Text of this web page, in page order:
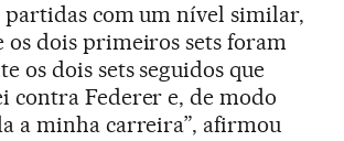
partidas com um nível similar,
os dois primeiros sets foram
os dois sets seguidos que
contra Federer e, de modo
a minha carreira”, afirmou